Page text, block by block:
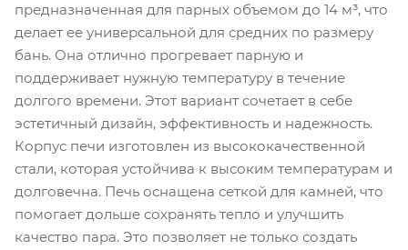
предназначенная для парных объемом до 14 м³, что
делает ее универсальной для средних по размеру
бань. Она отлично прогревает парную и
поддерживает нужную температуру в течение
долгого времени. Этот вариант сочетает в себе
эстетичный дизайн, эффективность и надежность.
Корпус печи изготовлен из высококачественной
стали, которая устойчива к высоким температурам и
долговечна. Печь оснащена сеткой для камней, что
помогает дольше сохранять тепло и улучшить
качество пара. Это позволяет не только создать